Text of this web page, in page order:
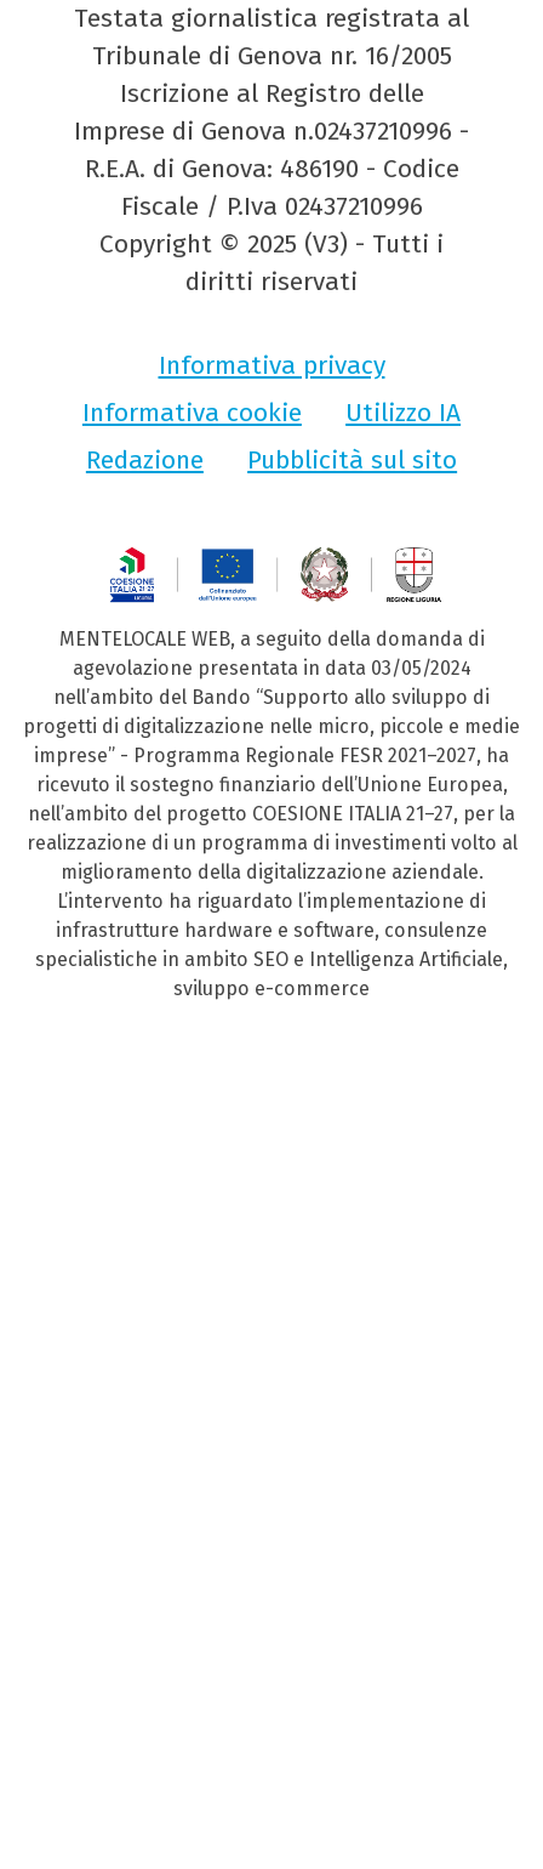
Testata giornalistica registrata al
Tribunale di Genova nr. 16/2005
Iscrizione al Registro delle
Imprese di Genova n.02437210996 -
R.E.A. di Genova: 486190 - Codice
Fiscale / P.Iva 02437210996
Copyright © 2025 (V3) - Tutti i
diritti riservati
Informativa privacy
Informativa cookie
Utilizzo IA
Redazione
Pubblicità sul sito
MENTELOCALE WEB, a seguito della domanda di
agevolazione presentata in data 03/05/2024
nell’ambito del Bando “Supporto allo sviluppo di
progetti di digitalizzazione nelle micro, piccole e medie
imprese” - Programma Regionale FESR 2021–2027, ha
ricevuto il sostegno finanziario dell’Unione Europea,
nell’ambito del progetto COESIONE ITALIA 21–27, per la
realizzazione di un programma di investimenti volto al
miglioramento della digitalizzazione aziendale.
L’intervento ha riguardato l’implementazione di
infrastrutture hardware e software, consulenze
specialistiche in ambito SEO e Intelligenza Artificiale,
sviluppo e-commerce